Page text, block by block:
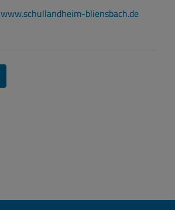
www.schullandheim-bliensbach.de